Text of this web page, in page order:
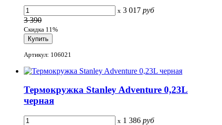
x 3 017 руб
3 390
Скидка 11%
Артикул: 106021
Термокружка Stanley Adventure 0,23L
черная
x 1 386 руб